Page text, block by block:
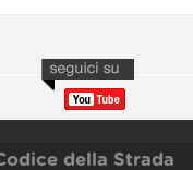
della Strada